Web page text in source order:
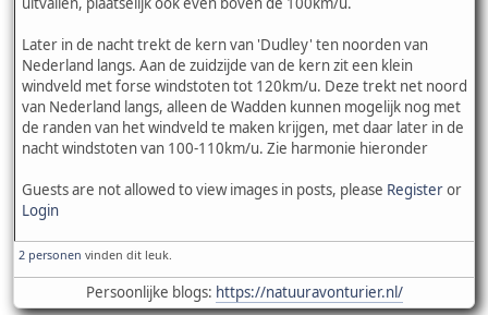
Later in de nacht trekt de kern van 'Dudley' ten noorden van
Nederland langs. Aan de zuidzijde van de kern zit een klein
windveld met forse windstoten tot 120km/u. Deze trekt net noord
van Nederland langs, alleen de Wadden kunnen mogelijk nog met
de randen van het windveld te maken krijgen, met daar later in de
nacht windstoten van 100-110km/u. Zie harmonie hieronder
Guests are not allowed to view images in posts, please Registeror
Login
2 personen vinden dit leuk.
Persoonlijke blogs: https://natuuravonturier.nl/